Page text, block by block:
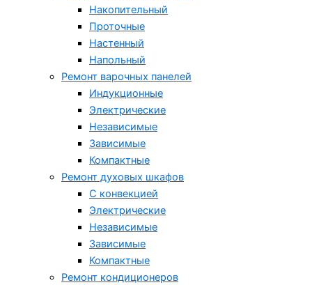
Накопительный
Проточные
Настенный
Напольный
Ремонт варочных панелей
Индукционные
Электрические
Независимые
Зависимые
Компактные
Ремонт духовых шкафов
С конвекцией
Электрические
Независимые
Зависимые
Компактные
Ремонт кондиционеров